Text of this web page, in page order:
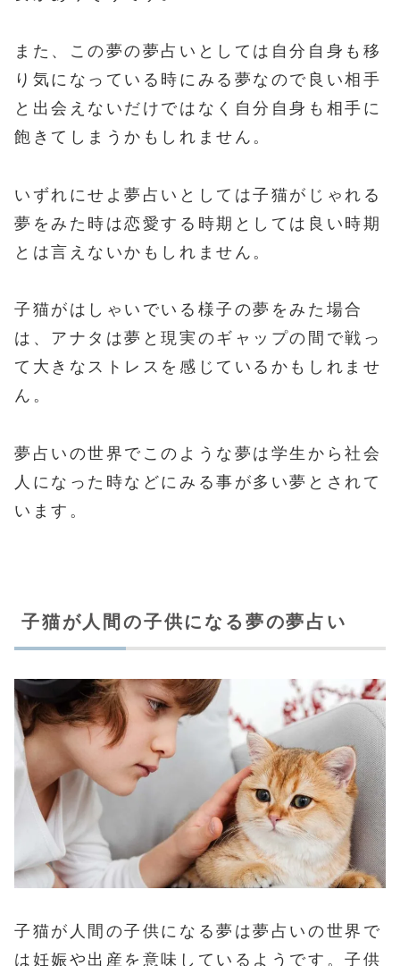
また、この夢の夢占いとしては自分自身も移
り気になっている時にみる夢なので良い相手
と出会えないだけではなく自分自身も相手に
飽きてしまうかもしれません。
いずれにせよ夢占いとしては子猫がじゃれる
夢をみた時は恋愛する時期としては良い時期
とは言えないかもしれません。
子猫がはしゃいでいる様子の夢をみた場合
は、アナタは夢と現実のギャップの間で戦っ
て大きなストレスを感じているかもしれませ
ん。
夢占いの世界でこのような夢は学生から社会
人になった時などにみる事が多い夢とされて
います。
子猫が人間の子供になる夢の夢占い
子猫が人間の子供になる夢は夢占いの世界で
は妊娠や出産を意味しているようです。子供